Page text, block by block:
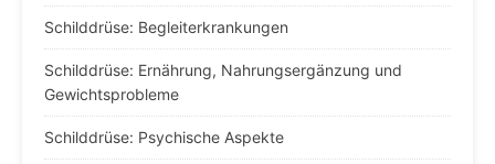
Schilddrüse: Begleiterkrankungen
Schilddrüse: Ernährung, Nahrungsergänzung und
Gewichtsprobleme
Schilddrüse: Psychische Aspekte